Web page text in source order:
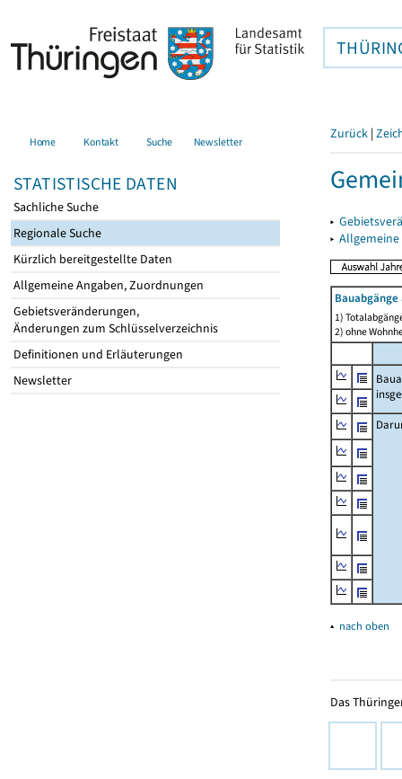
Home Kontakt Suche Newsletter
STATISTISCHE DATEN
Sachliche Suche
Regionale Suche
Kürzlich bereitgestellte Daten
Allgemeine Angaben, Zuordnungen
Gebietsveränderungen,
Änderungen zum Schlüsselverzeichnis
Definitionen und Erläuterungen
Newsletter
Zurück |
▸
▸
1)
2) ohne
▴ nach oben
Das